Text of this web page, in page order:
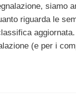
siamo
riguarda le
aggiornata.
(e per i